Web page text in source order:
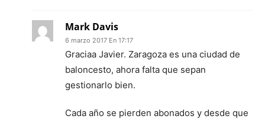
Mark Davis
6 marzo 2017 En 17:17
Graciaa Javier. Zaragoza es una ciudad de
baloncesto, ahora falta que sepan
gestionarlo bien.
Cada año se pierden abonados y desde que